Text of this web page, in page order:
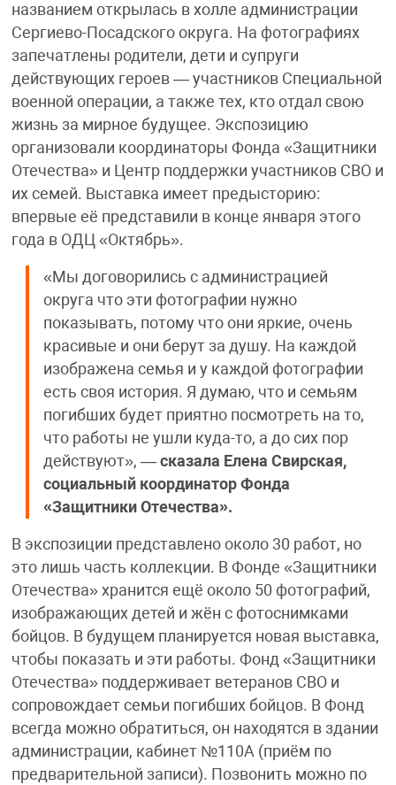
названием открылась в холле администрации
Сергиево-Посадского округа. На фотографиях
запечатлены родители, дети и супруги
действующих героев — участников Специальной
военной операции, а также тех, кто отдал свою
жизнь за мирное будущее. Экспозицию
организовали координаторы Фонда «Защитники
Отечества» и Центр поддержки участников СВО и
их семей. Выставка имеет предысторию:
впервые её представили в конце января этого
года в ОДЦ «Октябрь».
«Мы договорились с администрацией
округа что эти фотографии нужно
показывать, потому что они яркие, очень
красивые и они берут за душу. На каждой
изображена семья и у каждой фотографии
есть своя история. Я думаю, что и семьям
погибших будет приятно посмотреть на то,
что работы не ушли куда-то, а до сих пор
действуют», — сказала Елена Свирская,
социальный координатор Фонда
«Защитники Отечества».
В экспозиции представлено около 30 работ, но
это лишь часть коллекции. В Фонде «Защитники
Отечества» хранится ещё около 50 фотографий,
изображающих детей и жён с фотоснимками
бойцов. В будущем планируется новая выставка,
чтобы показать и эти работы. Фонд «Защитники
Отечества» поддерживает ветеранов СВО и
сопровождает семьи погибших бойцов. В Фонд
всегда можно обратиться, он находятся в здании
администрации, кабинет №110А (приём по
предварительной записи). Позвонить можно по